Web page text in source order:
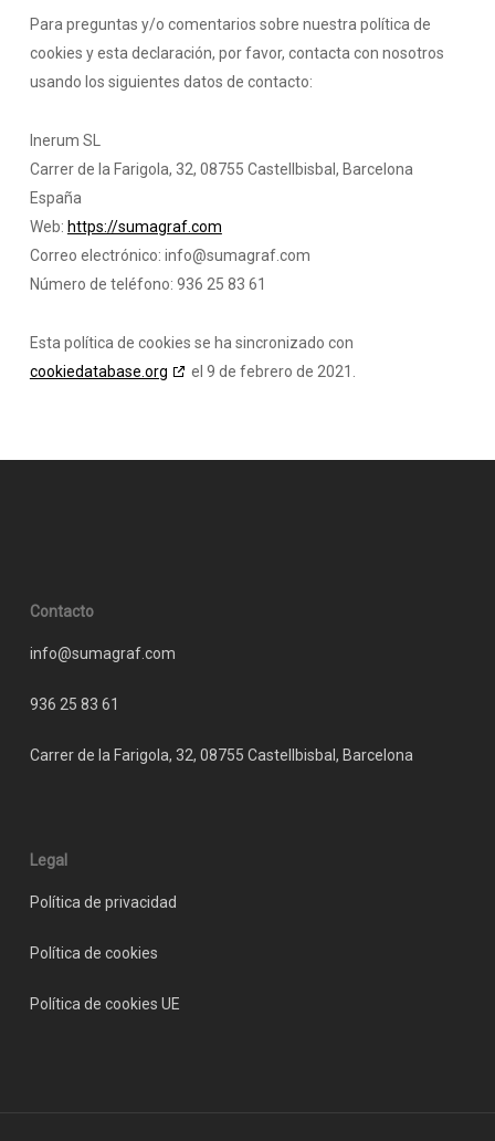
Para preguntas y/o comentarios sobre nuestra política de
cookies y esta declaración, por favor, contacta con nosotros
usando los siguientes datos de contacto:
Inerum SL
Carrer de la Farigola, 32, 08755 Castellbisbal, Barcelona
España
Web: https://sumagraf.com
Correo electrónico: moc.fargamus@ofni
Número de teléfono: 936 25 83 61
Esta política de cookies se ha sincronizado con
cookiedatabase.org
el 9 de febrero de 2021.
Contacto
info@sumagraf.com
936 25 83 61
Carrer de la Farigola, 32, 08755 Castellbisbal, Barcelona
Legal
Política de privacidad
Política de cookies
Política de cookies UE